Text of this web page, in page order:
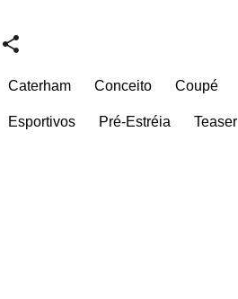
Caterham Conceito Coupé
Esportivos Pré-Estréia Teaser